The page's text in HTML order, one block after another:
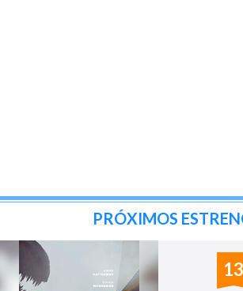
PRÓXIMOS
13